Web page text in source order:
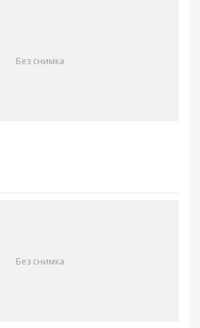
Без снимка
Без снимка